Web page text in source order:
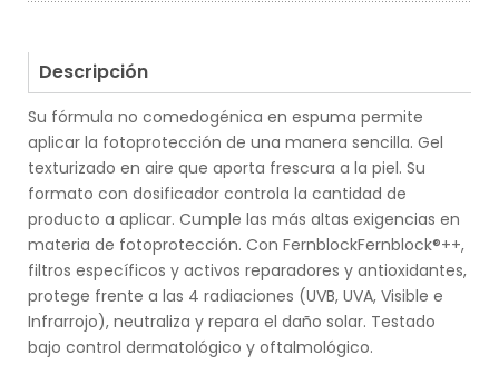
Descripción
Su fórmula no comedogénica en espuma permite
aplicar la fotoprotección de una manera sencilla. Gel
texturizado en aire que aporta frescura a la piel. Su
formato con dosificador controla la cantidad de
producto a aplicar. Cumple las más altas exigencias en
materia de fotoprotección. Con FernblockFernblock®++,
filtros específicos y activos reparadores y antioxidantes,
protege frente a las 4 radiaciones (UVB, UVA, Visible e
Infrarrojo), neutraliza y repara el daño solar. Testado
bajo control dermatológico y oftalmológico.